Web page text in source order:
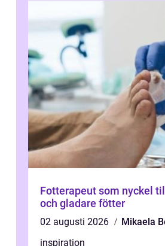
Fotterapeut som nyckel
och gladare fötter
02 augusti 2026
Mikaela
inspiration